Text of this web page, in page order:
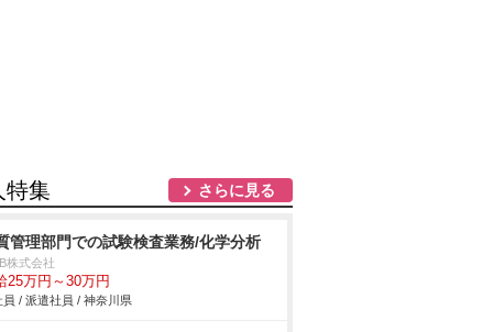
特集 さらに見る
管理部門での試験検査業務/化学分析
株式会社
25万円～30万円
員 / 派遣社員 / 神奈川県